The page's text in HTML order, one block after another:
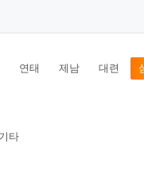
연태 제남 대련
기타